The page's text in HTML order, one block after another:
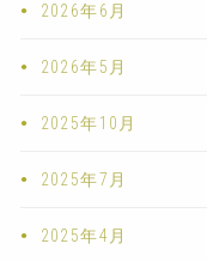
2026年6月
2026年5月
2025年10月
2025年7月
2025年4月